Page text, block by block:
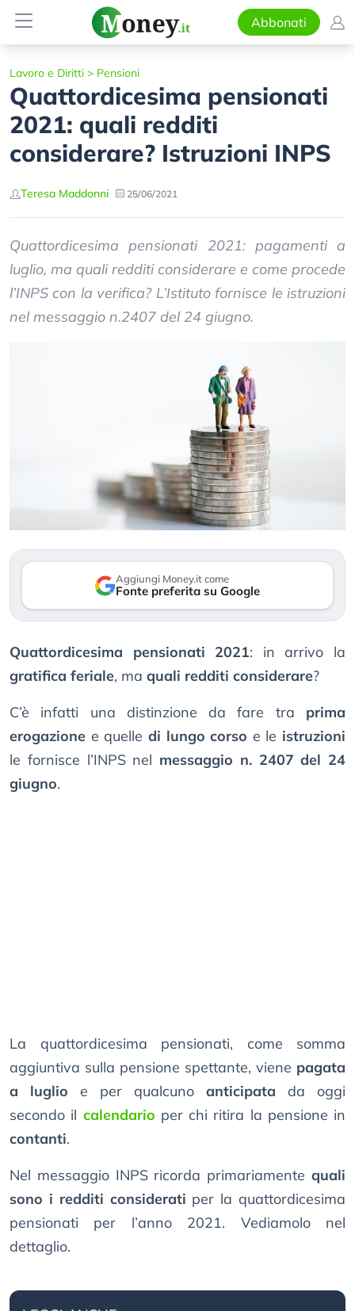
Abbonati
Lavoro e Diritti > Pensioni
Quattordicesima pensionati
2021: quali redditi
considerare? Istruzioni INPS
Teresa Maddonni 25/06/2021
Quattordicesima pensionati 2021: pagamenti a
luglio, ma quali redditi considerare e come procede
l’INPS con la verifica? L’Istituto fornisce le istruzioni
nel messaggio n.2407 del 24 giugno.
Aggiungi Money.it come
Fonte preferita su Google
Quattordicesima pensionati 2021: in arrivo la
gratifica feriale, ma quali redditi considerare?
C’è infatti una distinzione da fare tra prima
erogazione e quelle di lungo corso e le istruzioni
le fornisce l’INPS nel messaggio n. 2407 del 24
giugno.
La quattordicesima pensionati, come somma
aggiuntiva sulla pensione spettante, viene pagata
a luglio e per qualcuno anticipata da oggi
secondo il calendario per chi ritira la pensione in
contanti.
Nel messaggio INPS ricorda primariamente quali
sono i redditi considerati per la quattordicesima
pensionati per l’anno 2021. Vediamolo nel
dettaglio.